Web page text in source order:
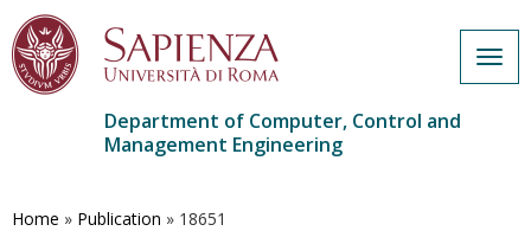
main
Department of Computer, Control and
Management Engineering
Home » Publication » 18651